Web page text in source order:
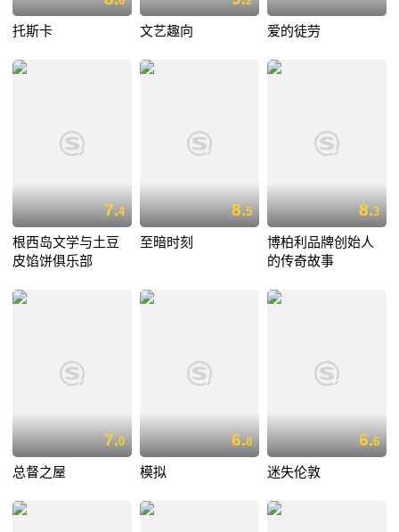
托斯卡 文艺趣向 爱的徒劳
7.4
根西岛文学与土豆
皮馅饼俱乐部
8.5
至暗时刻
8.3
博柏利品牌创始人
的传奇故事
7.0
总督之屋
6.8
模拟
6.6
迷失伦敦